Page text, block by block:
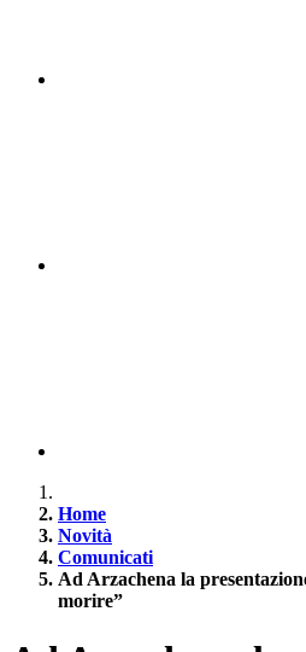
Home
Novità
Comunicati
Ad Arzachena la
morire”